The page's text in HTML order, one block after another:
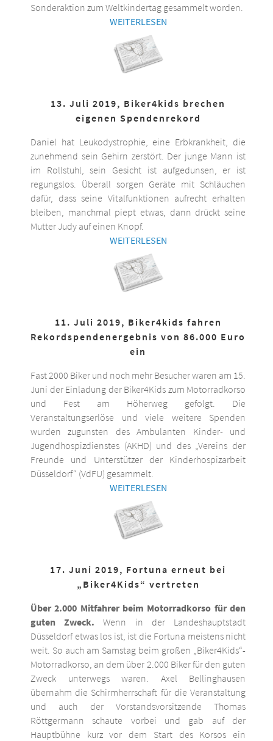
Sonderaktion zum Weltkindertag gesammelt worden.
WEITERLESEN
13. Juli 2019, Biker4kids brechen
eigenen Spendenrekord
Daniel hat Leukodystrophie, eine Erbkrankheit, die
zunehmend sein Gehirn zerstört. Der junge Mann ist
im Rollstuhl, sein Gesicht ist aufgedunsen, er ist
regungslos. Überall sorgen Geräte mit Schläuchen
dafür, dass seine Vitalfunktionen aufrecht erhalten
bleiben, manchmal piept etwas, dann drückt seine
Mutter Judy auf einen Knopf.
WEITERLESEN
11. Juli 2019, Biker4kids fahren
Rekordspendenergebnis von 86.000 Euro
ein
Fast 2000 Biker und noch mehr Besucher waren am 15.
Juni der Einladung der Biker4Kids zum Motorradkorso
und Fest am Höherweg gefolgt. Die
Veranstaltungserlöse und viele weitere Spenden
wurden zugunsten des Ambulanten Kinder- und
Jugendhospizdienstes (AKHD) und des „Vereins der
Freunde und Unterstützer der Kinderhospizarbeit
Düsseldorf“ (VdFU) gesammelt.
WEITERLESEN
17. Juni 2019, Fortuna erneut bei
„Biker4Kids“ vertreten
Über 2.000 Mitfahrer beim Motorradkorso für den
guten Zweck. Wenn in der Landeshauptstadt
Düsseldorf etwas los ist, ist die Fortuna meistens nicht
weit. So auch am Samstag beim großen „Biker4Kids“-
Motorradkorso, an dem über 2.000 Biker für den guten
Zweck unterwegs waren. Axel Bellinghausen
übernahm die Schirmherrschaft für die Veranstaltung
und auch der Vorstandsvorsitzende Thomas
Röttgermann schaute vorbei und gab auf der
Hauptbühne kurz vor dem Start des Korsos ein